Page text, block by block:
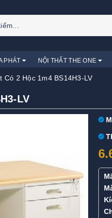
PHÁT NỘI THẤT THE ONE
Có 2 Hộc 1m4 BS14H3-LV
LV